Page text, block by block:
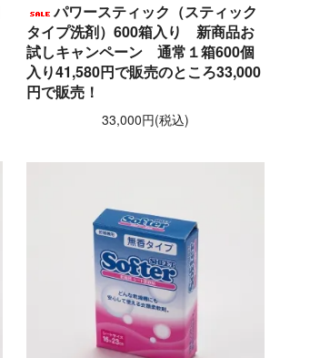
パワースティック（スティック
タイプ洗剤）600箱入り 新商品お
試しキャンペーン 通常１箱600個
入り41,580円で販売のところ33,000
円で販売！
33,000円(税込)